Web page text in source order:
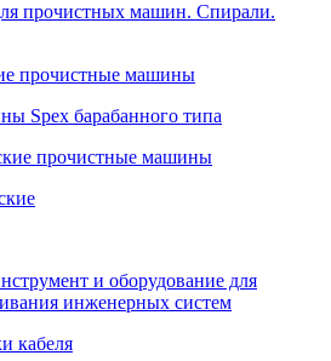
прочистных машин. Спирали.
прочистные машины
Spex барабанного типа
прочистные машины
и оборудование для
инженерных систем
кабеля